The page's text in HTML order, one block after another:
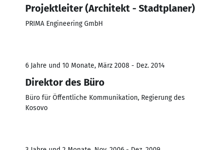
Projektleiter (Architekt - Stadtplaner)
PRIMA Engineering GmbH
6 Jahre und 10 Monate, März 2008 - Dez. 2014
Direktor des Büro
Büro für Öffentliche Kommunikation, Regierung des
Kosovo